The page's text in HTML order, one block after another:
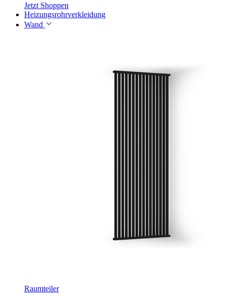
Jetzt Shoppen
Heizungsrohrverkleidung
Wand
Raumteiler